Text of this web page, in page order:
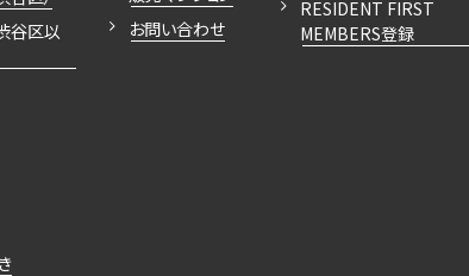
谷区以
お問い合わせ
RESIDENT FIRST
MEMBERS登録